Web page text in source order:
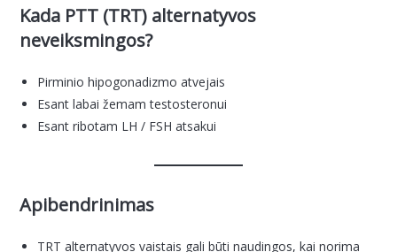
Kada PTT (TRT) alternatyvos
neveiksmingos?
Pirminio hipogonadizmo atvejais
Esant labai žemam testosteronui
Esant ribotam LH / FSH atsakui
Apibendrinimas
TRT alternatyvos vaistais gali būti naudingos, kai norima